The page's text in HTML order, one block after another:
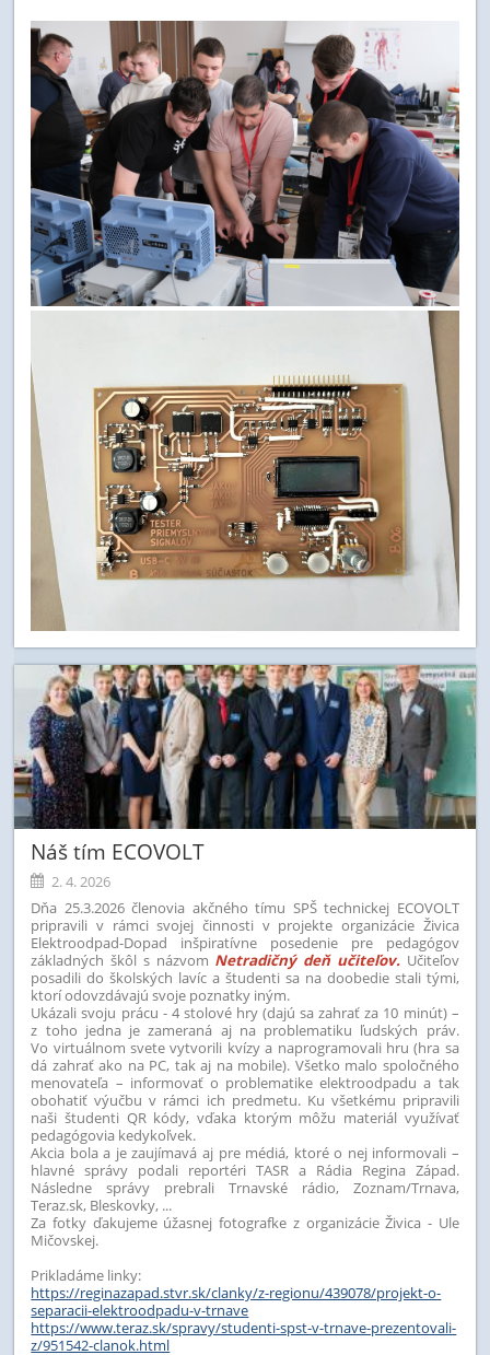
Náš tím ECOVOLT
2. 4. 2026
Dňa 25.3.2026 členovia akčného tímu SPŠ technickej ECOVOLT
pripravili v rámci svojej činnosti v projekte organizácie Živica
Elektroodpad-Dopad inšpiratívne posedenie pre pedagógov
základných škôl s názvom Netradičný deň učiteľov.Učiteľov
posadili do školských lavíc a študenti sa na doobedie stali tými,
ktorí odovzdávajú svoje poznatky iným.
Ukázali svoju prácu - 4 stolové hry (dajú sa zahrať za 10 minút) –
z toho jedna je zameraná aj na problematiku ľudských práv.
Vo virtuálnom svete vytvorili kvízy a naprogramovali hru (hra sa
dá zahrať ako na PC, tak aj na mobile). Všetko malo spoločného
menovateľa – informovať o problematike elektroodpadu a tak
obohatiť výučbu v rámci ich predmetu. Ku všetkému pripravili
naši študenti QR kódy, vďaka ktorým môžu materiál využívať
pedagógovia kedykoľvek.
Akcia bola a je zaujímavá aj pre médiá, ktoré o nej informovali –
hlavné správy podali reportéri TASR a Rádia Regina Západ.
Následne správy prebrali Trnavské rádio, Zoznam/Trnava,
Teraz.sk, Bleskovky, ...
Za fotky ďakujeme úžasnej fotografke z organizácie Živica - Ule
Mičovskej.
Prikladáme linky:
https://reginazapad.stvr.sk/clanky/z-regionu/439078/projekt-o-
separacii-elektroodpadu-v-trnave
https://www.teraz.sk/spravy/studenti-spst-v-trnave-prezentovali-
z/951542-clanok.html